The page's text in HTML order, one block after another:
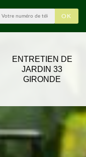
ENTRETIEN DE
JARDIN 33
GIRONDE